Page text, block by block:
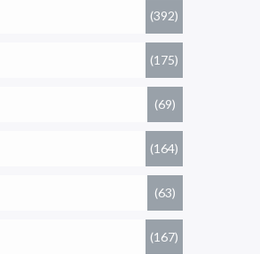
(392)
(175)
(69)
(164)
(63)
(167)